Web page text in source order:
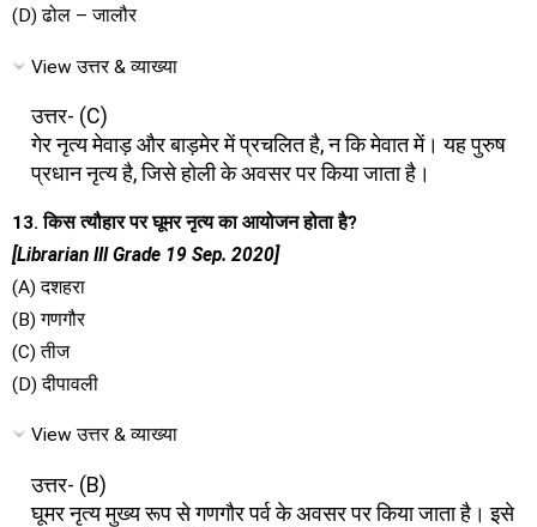
(D) ढोल – जालौर
View उत्तर & व्याख्या
उत्तर- (C)
गेर नृत्य मेवाड़ और बाड़मेर में प्रचलित है, न कि मेवात में। यह पुरुष
प्रधान नृत्य है, जिसे होली के अवसर पर किया जाता है।
13. किस त्यौहार पर घूमर नृत्य का आयोजन होता है?
[Librarian III Grade 19 Sep. 2020]
(A) दशहरा
(B) गणगौर
(C) तीज
(D) दीपावली
View उत्तर & व्याख्या
उत्तर- (B)
घूमर नृत्य मुख्य रूप से गणगौर पर्व के अवसर पर किया जाता है। इसे